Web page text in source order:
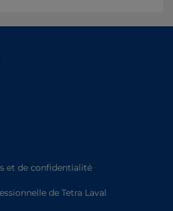
et de confidentialité
de Tetra Laval